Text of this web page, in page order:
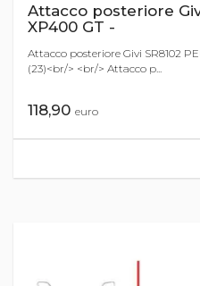
Attacco posteriore
XP400 GT -
Attacco posteriore Givi SR8102
(23)<br/> <br/> Attacco p...
118,90 euro